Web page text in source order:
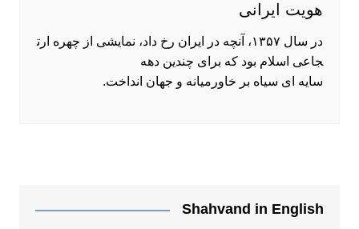
هویت ایرانی
در سال ۱۳۵۷، آنچه در ایران رخ داد، نمایشی از چهره ارت
جاعی اسلام بود که برای چندین دهه
سایه ‌ای سیاه بر خاورمیانه و جهان انداخت.
Shahvand in English